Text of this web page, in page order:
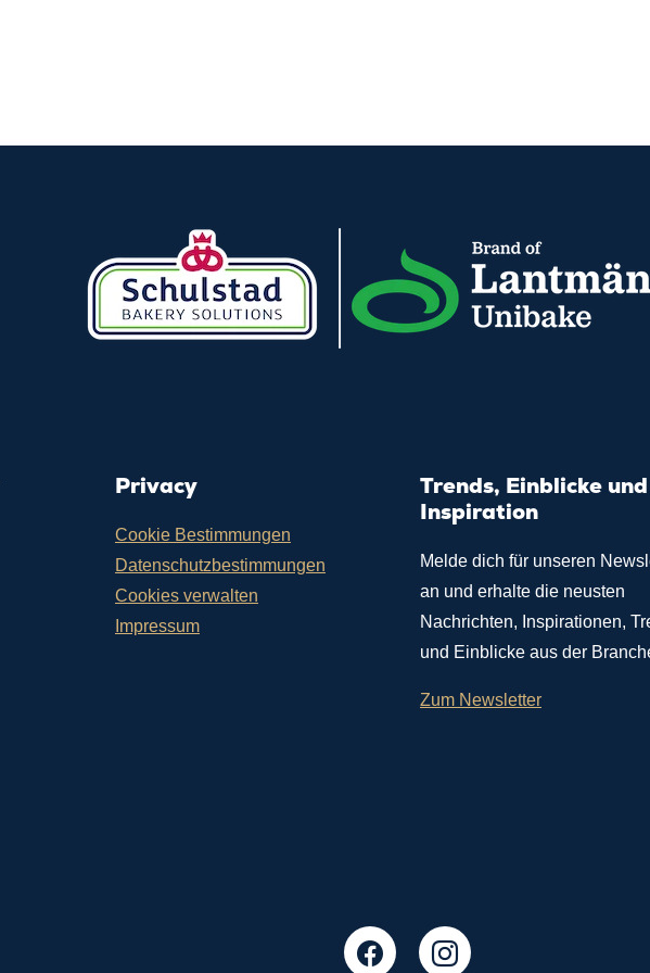
Privacy
Cookie Bestimmungen
Datenschutzbestimmungen
Cookies verwalten
Impressum
Trends, Einblicke und
Inspiration
Melde dich für unseren
an und erhalte die neusten
Nachrichten, Inspirationen,
und Einblicke aus der
Zum Newsletter